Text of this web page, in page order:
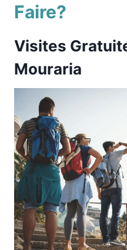
Faire?
Visites
Mouraria